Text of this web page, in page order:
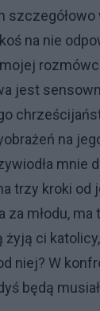
szczegółowo
na nie
jest
na
mnie
trzy kroki
za młodu, ma
żyją ci
niej? W
będą